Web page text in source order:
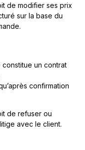
de modifier ses prix
sur la base du
un contrat
confirmation
de refuser ou
avec le client.